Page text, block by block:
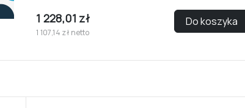
1 228,01 zł
1 107,14 zł netto
Do koszyka